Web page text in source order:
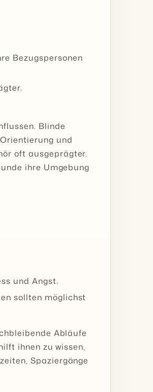
Bezugspersonen
Blinde
und
oft ausgeprägter.
ihre Umgebung
und Angst.
sollten möglichst
Abläufe
ihnen zu wissen,
Spaziergänge